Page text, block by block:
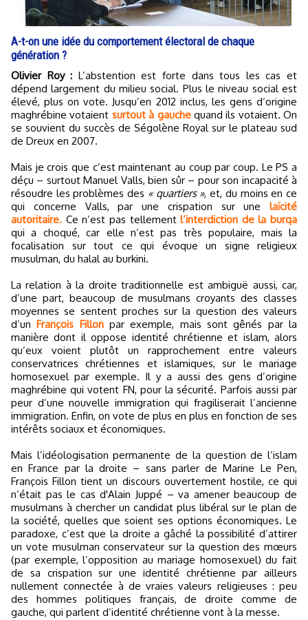
A-t-on une idée du comportement électoral de chaque
génération ?
Olivier Roy : L’abstention est forte dans tous les cas et
dépend largement du milieu social. Plus le niveau social est
élevé, plus on vote. Jusqu’en 2012 inclus, les gens d’origine
maghrébine votaient surtout à gauchequand ils votaient. On
se souvient du succès de Ségolène Royal sur le plateau sud
de Dreux en 2007.
Mais je crois que c’est maintenant au coup par coup. Le PS a
déçu – surtout Manuel Valls, bien sûr – pour son incapacité à
résoudre les problèmes des « quartiers », et, du moins en ce
qui concerne Valls, par une crispation sur une laïcité
autoritaire. Ce n’est pas tellementl’interdiction de la burqa
qui a choqué, car elle n’est pas très populaire, mais la
focalisation sur tout ce qui évoque un signe religieux
musulman, du halal au burkini.
La relation à la droite traditionnelle est ambiguë aussi, car,
d’une part, beaucoup de musulmans croyants des classes
moyennes se sentent proches sur la question des valeurs
d’un François Fillonpar exemple, mais sont gênés par la
manière dont il oppose identité chrétienne et islam, alors
qu’eux voient plutôt un rapprochement entre valeurs
conservatrices chrétiennes et islamiques, sur le mariage
homosexuel par exemple. Il y a aussi des gens d’origine
maghrébine qui votent FN, pour la sécurité. Parfois aussi par
peur d’une nouvelle immigration qui fragiliserait l’ancienne
immigration. Enfin, on vote de plus en plus en fonction de ses
intérêts sociaux et économiques.
Mais l’idéologisation permanente de la question de l’islam
en France par la droite – sans parler de Marine Le Pen,
François Fillon tient un discours ouvertement hostile, ce qui
n’était pas le cas d'Alain Juppé – va amener beaucoup de
musulmans à chercher un candidat plus libéral sur le plan de
la société, quelles que soient ses options économiques. Le
paradoxe, c’est que la droite a gâché la possibilité d’attirer
un vote musulman conservateur sur la question des mœurs
(par exemple, l’opposition au mariage homosexuel) du fait
de sa crispation sur une identité chrétienne par ailleurs
nullement connectée à de vraies valeurs religieuses : peu
des hommes politiques français, de droite comme de
gauche, qui parlent d’identité chrétienne vont à la messe.